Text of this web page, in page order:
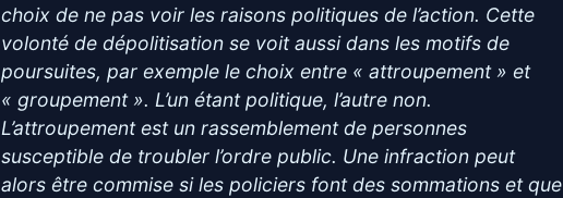
choix de ne pas voir les raisons politiques de l’action. Cette
volonté de dépolitisation se voit aussi dans les motifs de
poursuites, par exemple le choix entre « attroupement » et
« groupement ». L’un étant politique, l’autre non.
L’attroupement est un rassemblement de personnes
susceptible de troubler l’ordre public. Une infraction peut
alors être commise si les policiers font des sommations et que